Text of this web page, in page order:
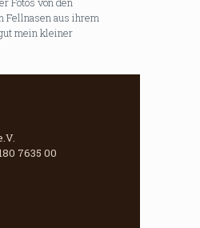
Fellnasen aus ihrem
mein kleiner
7635 00